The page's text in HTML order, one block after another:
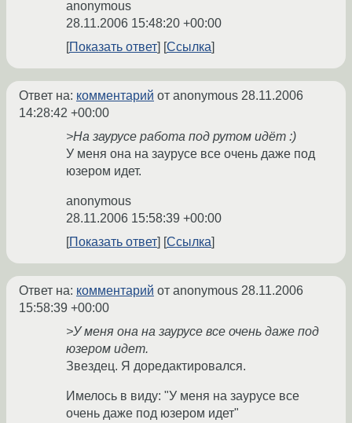
anonymous
28.11.2006 15:48:20 +00:00
Показать ответ
Ссылка
Ответ на: комментарий от anonymous 28.11.2006
14:28:42 +00:00
>На заурусе работа под рутом идёт :)
У меня она на заурусе все очень даже под
юзером идет.
anonymous
28.11.2006 15:58:39 +00:00
Показать ответ
Ссылка
Ответ на: комментарий от anonymous 28.11.2006
15:58:39 +00:00
>У меня она на заурусе все очень даже под
юзером идет.
Звездец. Я доредактировался.
Имелось в виду: "У меня на заурусе все
очень даже под юзером идет"